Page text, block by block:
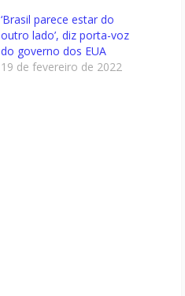
‘Brasil parece estar do
outro lado’, diz porta-voz
do governo dos EUA
19 de fevereiro de 2022